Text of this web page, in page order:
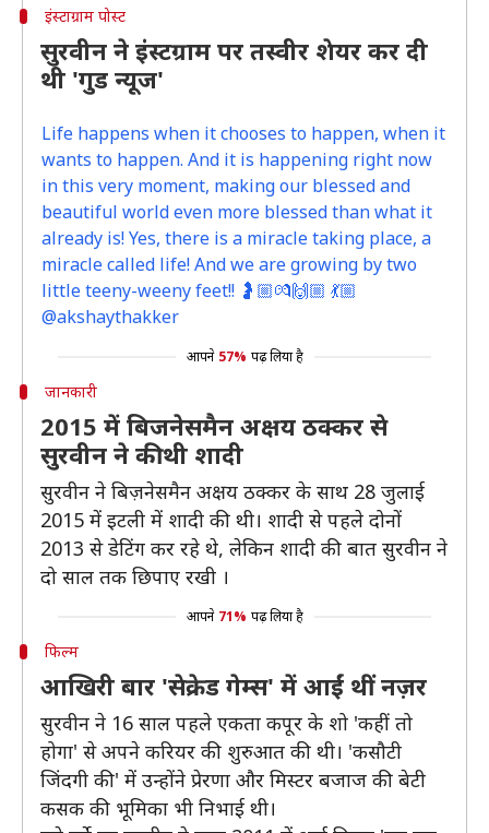
इंस्टाग्राम पोस्ट
सुरवीन ने इंस्टग्राम पर तस्वीर शेयर कर दी
थी 'गुड न्यूज'
Life happens when it chooses to happen, when it
wants to happen. And it is happening right now
in this very moment, making our blessed and
beautiful world even more blessed than what it
already is! Yes, there is a miracle taking place, a
miracle called life! And we are growing by two
little teeny-weeny feet!! 🤰🏼💏🙌🏼 💃🏼
@akshaythakker
आपने 57% पढ़ लिया है
जानकारी
2015 में बिजनेसमैन अक्षय ठक्कर से
सुरवीन ने की थी शादी
सुरवीन ने बिज़नेसमैन अक्षय ठक्कर के साथ 28 जुलाई
2015 में इटली में शादी की थी। शादी से पहले दोनों
2013 से डेटिंग कर रहे थे, लेकिन शादी की बात सुरवीन ने
दो साल तक छिपाए रखी ।
आपने 71% पढ़ लिया है
फिल्म
आखिरी बार 'सेक्रेड गेम्स' में आईं थीं नज़र
सुरवीन ने 16 साल पहले एकता कपूर के शो 'कहीं तो
होगा' से अपने करियर की शुरुआत की थी। 'कसौटी
जिंदगी की' में उन्होंने प्रेरणा और मिस्टर बजाज की बेटी
कसक की भूमिका भी निभाई थी।